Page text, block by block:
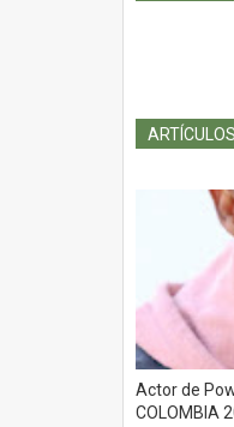
Actor de
COLOMBIA